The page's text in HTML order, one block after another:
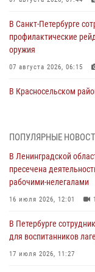
В Санкт-Петербурге
профилактические
оружия
07 августа 2026, 06:15
В Красносельском
06 августа 2026, 13:39
В Центральном районе
хулигана, стрелявшего
домами
06 августа 2026, 11:36
Сотрудники и
правопорядок при
06 августа 2026, 07:30
ПОПУЛЯРНЫЕ
В Ленинградской
пресечена
рабочими-нелегалами
16 июля 2026, 12:01 1
В Петербурге
для воспитанников
17 июля 2026, 11:27